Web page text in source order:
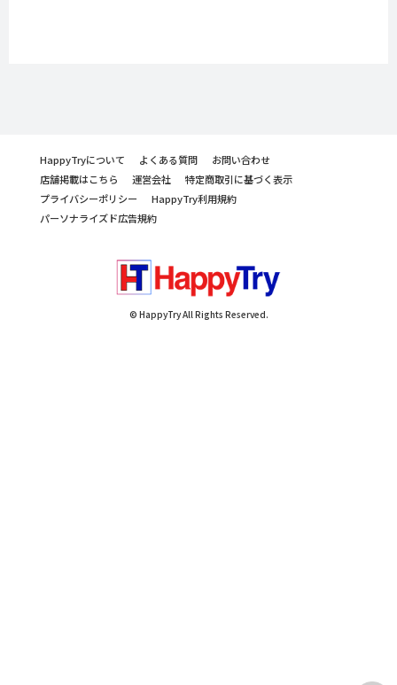
HappyTryについて よくある質問
お問い合わせ
店舗掲載はこちら
運営会社
特定商取引に基づく表示
プライバシーポリシー
HappyTry利用規約
パーソナライズド広告規約
© HappyTry All Rights Reserved.